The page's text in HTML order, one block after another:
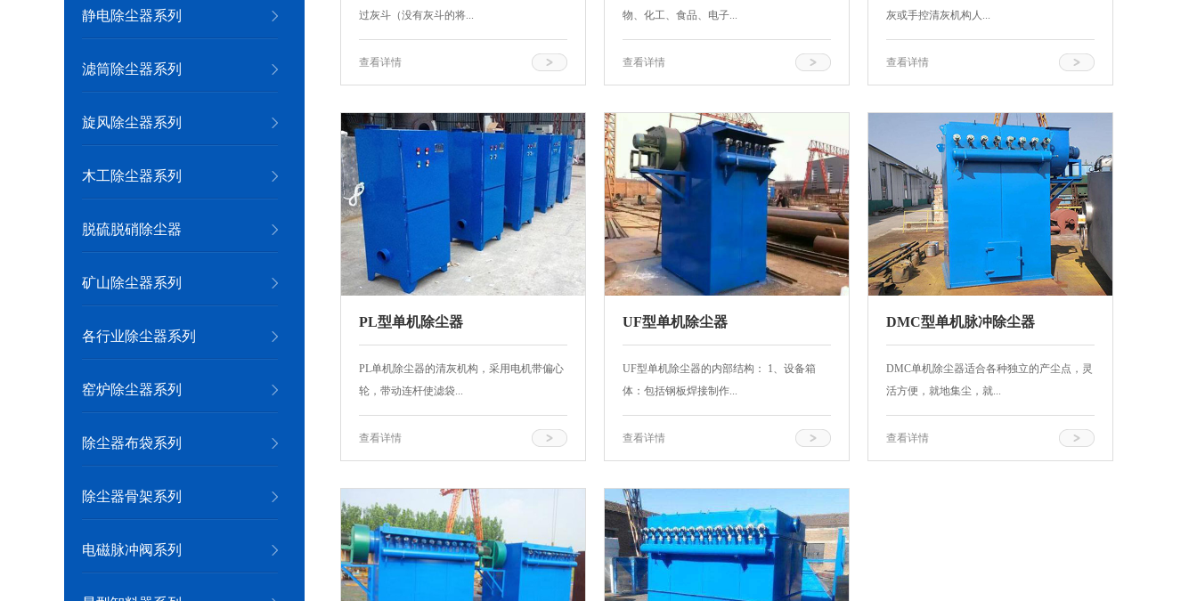
静电除尘器系列
滤筒除尘器系列
旋风除尘器系列
木工除尘器系列
脱硫脱硝除尘器
矿山除尘器系列
各行业除尘器系列
窑炉除尘器系列
除尘器布袋系列
除尘器骨架系列
电磁脉冲阀系列
过灰斗（没有灰斗的将...
查看详情
物、化工、食品、电子...
查看详情
灰或手控清灰机构人...
查看详情
PL型单机除尘器
PL单机除尘器的清灰机构，采用电机带偏心
轮，带动连杆使滤袋...
查看详情
UF型单机除尘器
UF型单机除尘器的内部结构： 1、设备箱
体：包括钢板焊接制作...
查看详情
DMC型单机脉冲除尘器
DMC单机除尘器适合各种独立的产尘点，灵
活方便，就地集尘，就...
查看详情